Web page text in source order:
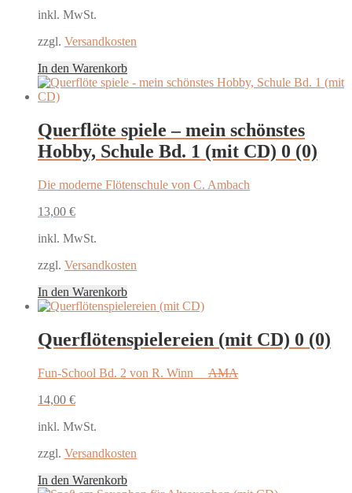
inkl. MwSt.
zzgl. Versandkosten
In den Warenkorb
Querflöte spiele – mein schönstes
Hobby, Schule Bd. 1 (mit CD) 0 (0)
Die moderne Flötenschule von C. Ambach
13,00 €
inkl. MwSt.
zzgl. Versandkosten
In den Warenkorb
Querflötenspielereien (mit CD) 0 (0)
Fun-School Bd. 2 von R. Winn AMA
14,00 €
inkl. MwSt.
zzgl. Versandkosten
In den Warenkorb